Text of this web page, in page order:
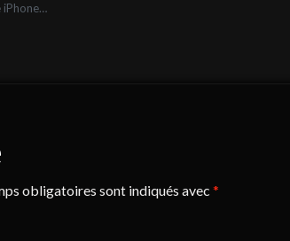
iPhone…
obligatoires sont indiqués avec *